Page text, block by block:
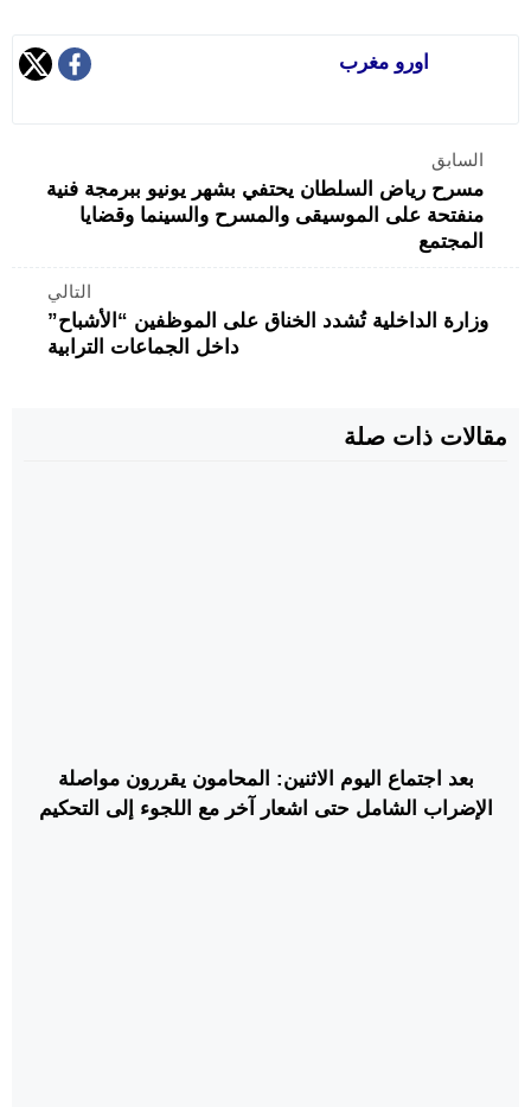
اورو مغرب
السابق
مسرح رياض السلطان يحتفي بشهر يونيو ببرمجة فنية
منفتحة على الموسيقى والمسرح والسينما وقضايا
المجتمع
التالي
وزارة الداخلية تُشدد الخناق على الموظفين “الأشباح”
داخل الجماعات الترابية
مقالات ذات صلة
بعد اجتماع اليوم الاثنين: المحامون يقررون مواصلة
الإضراب الشامل حتى اشعار آخر مع اللجوء إلى التحكيم